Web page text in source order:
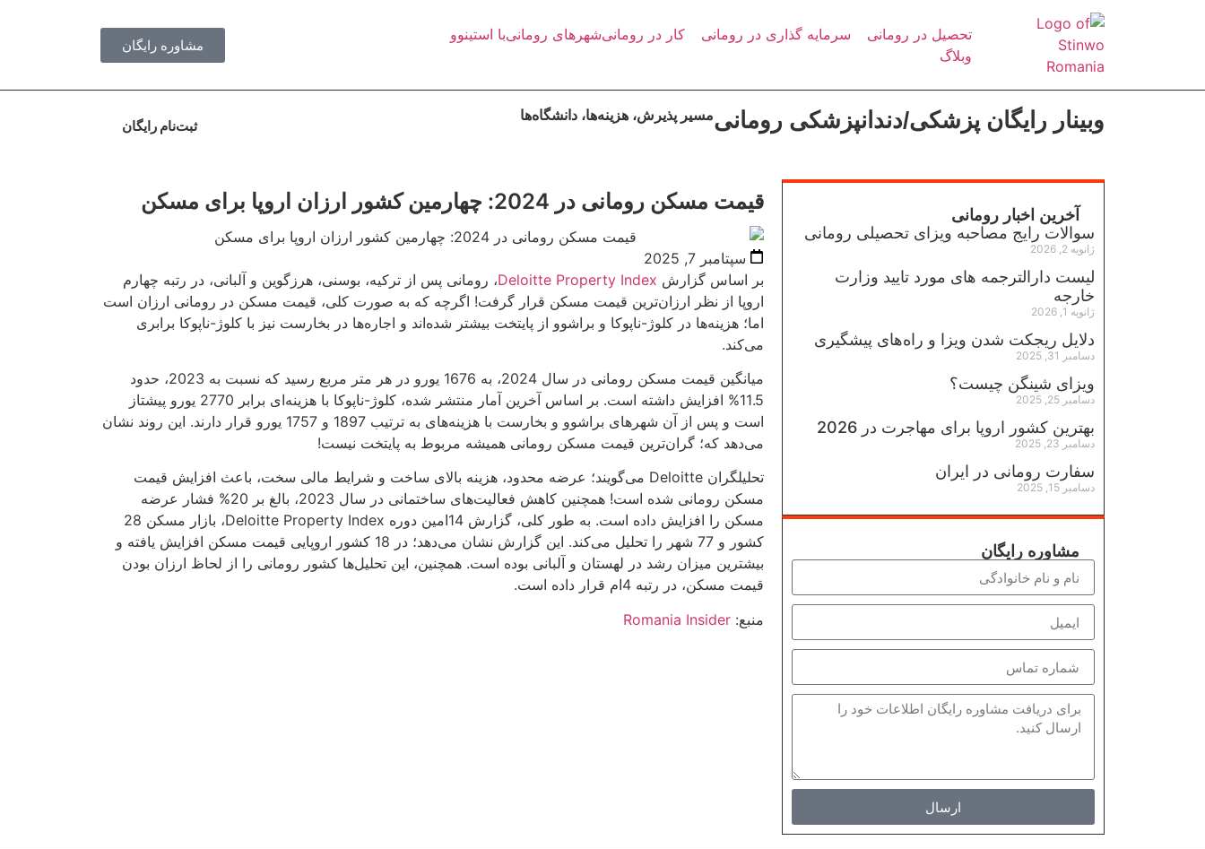
تحصیل در رومانی سرمایه گذاری در رومانی کار در رومانیشهرهای رومانیبا استینوو
وبلاگ
مشاوره رایگان
وبینار رایگان پزشکی/دندانپزشکی رومانیمسیر پذیرش، هزینه‌ها، دانشگاه‌ها
ثبت‌نام رایگان
آخرین اخبار رومانی
سوالات رایج مصاحبه ویزای تحصیلی رومانی
ژانویه 2, 2026
لیست دارالترجمه های مورد تایید وزارت
خارجه
ژانویه 1, 2026
دلایل ریجکت شدن ویزا و راه‌های پیشگیری
دسامبر 31, 2025
ویزای شینگن چیست؟
دسامبر 25, 2025
بهترین کشور اروپا برای مهاجرت در 2026
دسامبر 23, 2025
سفارت رومانی در ایران
دسامبر 15, 2025
مشاوره رایگان
ارسال
قیمت مسکن رومانی در 2024: چهارمین کشور ارزان اروپا برای مسکن
سپتامبر 7, 2025
بر اساس گزارش Deloitte Property Index، رومانی پس از ترکیه، بوسنی، هرزگوین و آلبانی، در رتبه چهارم
اروپا از نظر ارزان‌ترین قیمت مسکن قرار گرفت! اگرچه که به صورت کلی، قیمت مسکن در رومانی ارزان است
اما؛ هزینه‌ها در کلوژ-ناپوکا و براشوو از پایتخت بیشتر شده‌اند و اجاره‌ها در بخارست نیز با کلوژ-ناپوکا برابری
می‌کند.
میانگین قیمت مسکن رومانی در سال 2024، به 1676 یورو در هر متر مربع رسید که نسبت به 2023، حدود
11.5% افزایش داشته است. بر اساس آخرین آمار منتشر شده، کلوژ-ناپوکا با هزینه‌ای برابر 2770 یورو پیشتاز
است و پس از آن شهرهای براشوو و بخارست با هزینه‌های به ترتیب 1897 و 1757 یورو قرار دارند. این روند نشان
می‌دهد که؛ گران‌ترین قیمت مسکن رومانی همیشه مربوط به پایتخت نیست!
تحلیلگران Deloitte می‌گویند؛ عرضه محدود، هزینه بالای ساخت و شرایط مالی سخت، باعث افزایش قیمت
مسکن رومانی شده است! همچنین کاهش فعالیت‌های ساختمانی در سال 2023، بالغ بر 20% فشار عرضه
مسکن را افزایش داده است. به طور کلی، گزارش 14امین دوره Deloitte Property Index، بازار مسکن 28
کشور و 77 شهر را تحلیل می‌کند. این گزارش نشان می‌دهد؛ در 18 کشور اروپایی قیمت مسکن افزایش یافته و
بیشترین میزان رشد در لهستان و آلبانی بوده است. همچنین، این تحلیل‌ها کشور رومانی را از لحاظ ارزان بودن
قیمت مسکن، در رتبه 4ام قرار داده است.
منبع: Romania Insider